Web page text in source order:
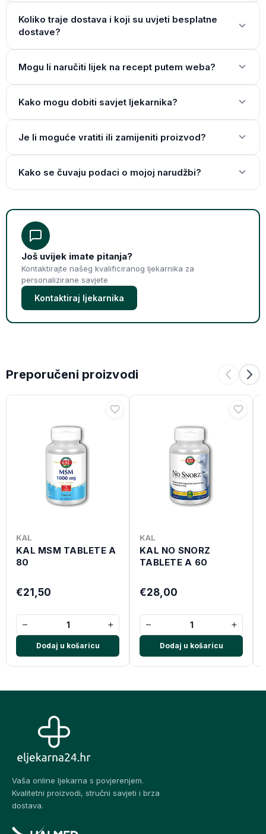
Koliko traje dostava i koji su uvjeti besplatne
dostave?
Mogu li naručiti lijek na recept putem weba?
Kako mogu dobiti savjet ljekarnika?
Je li moguće vratiti ili zamijeniti proizvod?
Kako se čuvaju podaci o mojoj narudžbi?
Još uvijek imate pitanja?
Kontaktirajte našeg kvalificiranog ljekarnika za
personalizirane savjete
Kontaktiraj ljekarnika
Preporučeni proizvodi
KAL
KAL MSM TABLETE A
80
€21,50
− +
Dodaj u košaricu
KAL
KAL NO SNORZ
TABLETE A 60
€28,00
− +
Dodaj u košaricu
Vaša online ljekarna s povjerenjem.
Kvalitetni proizvodi, stručni savjeti i brza
dostava.